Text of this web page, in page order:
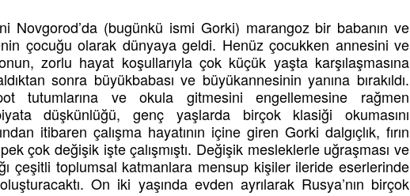
Novgorod’da (bugünkü ismi Gorki) marangoz bir babanın ve
çocuğu olarak dünyaya geldi. Henüz çocukken annesini ve
zorlu hayat koşullarıyla çok küçük yaşta karşılaşmasına
sonra büyükbabası ve büyükannesinin yanına bırakıldı.
tutumlarına ve okula gitmesini engellemesine rağmen
düşkünlüğü, genç yaşlarda birçok klasiği okumasını
itibaren çalışma hayatının içine giren Gorki dalgıçlık, fırın
çok değişik işte çalışmıştı. Değişik mesleklerle uğraşması ve
çeşitli toplumsal katmanlara mensup kişiler ileride eserlerinde
On iki yaşında evden ayrılarak Rusya’nın birçok